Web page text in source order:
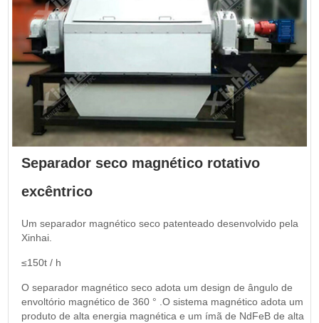
Separador seco magnético rotativo
excêntrico
Um separador magnético seco patenteado desenvolvido pela
Xinhai.
≤150t / h
O separador magnético seco adota um design de ângulo de
envoltório magnético de 360 ° .O sistema magnético adota um
produto de alta energia magnética e um ímã de NdFeB de alta